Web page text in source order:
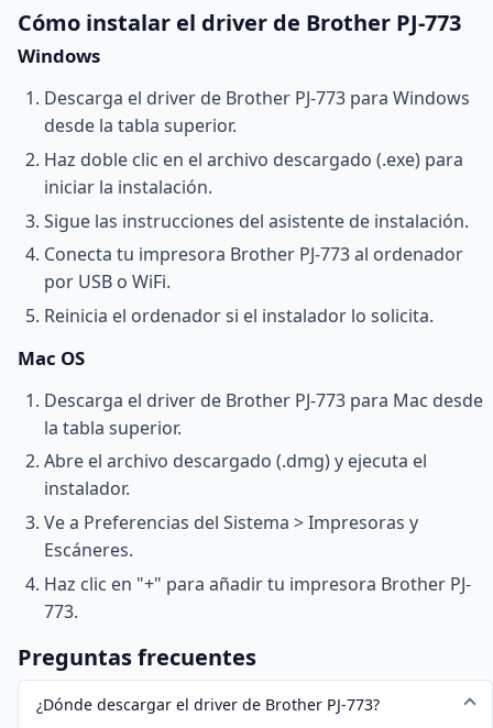
Cómo instalar el driver de Brother PJ-773
Windows
Descarga el driver de Brother PJ-773 para Windows
desde la tabla superior.
Haz doble clic en el archivo descargado (.exe) para
iniciar la instalación.
Sigue las instrucciones del asistente de instalación.
Conecta tu impresora Brother PJ-773 al ordenador
por USB o WiFi.
Reinicia el ordenador si el instalador lo solicita.
Mac OS
Descarga el driver de Brother PJ-773 para Mac desde
la tabla superior.
Abre el archivo descargado (.dmg) y ejecuta el
instalador.
Ve a Preferencias del Sistema > Impresoras y
Escáneres.
Haz clic en "+" para añadir tu impresora Brother PJ-
773.
Preguntas frecuentes
¿Dónde descargar el driver de Brother PJ-773?